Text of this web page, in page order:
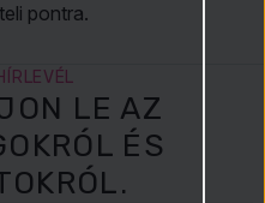
pontra.
LE AZ
ÉS